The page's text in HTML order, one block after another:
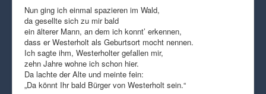
Nun ging ich einmal spazieren im Wald,
da gesellte sich zu mir bald
ein älterer Mann, an dem ich konnt’ erkennen,
dass er Westerholt als Geburtsort mocht nennen.
Ich sagte ihm, Westerholter gefallen mir,
zehn Jahre wohne ich schon hier.
Da lachte der Alte und meinte fein:
„Da könnt Ihr bald Bürger von Westerholt sein.“